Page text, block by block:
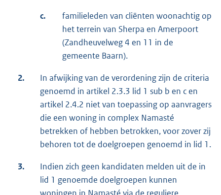
c.
familieleden van cliënten woonachtig op
het terrein van Sherpa en Amerpoort
(Zandheuvelweg 4 en 11 in de
gemeente Baarn).
2.
In afwijking van de verordening zijn de criteria
genoemd in artikel 2.3.3 lid 1 sub b en c en
artikel 2.4.2 niet van toepassing op aanvragers
die een woning in complex Namasté
betrekken of hebben betrokken, voor zover zij
behoren tot de doelgroepen genoemd in lid 1.
3.
Indien zich geen kandidaten melden uit de in
lid 1 genoemde doelgroepen kunnen